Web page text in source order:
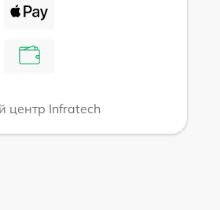
центр Infratech